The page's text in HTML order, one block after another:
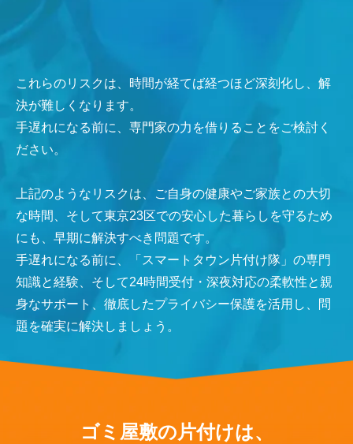
これらのリスクは、時間が経てば経つほど深刻化し、解
決が難しくなります。
手遅れになる前に、専門家の力を借りることをご検討く
ださい。
上記のようなリスクは、ご自身の健康やご家族との大切
な時間、そして東京23区での安心した暮らしを守るため
にも、早期に解決すべき問題です。
手遅れになる前に、「スマートタウン片付け隊」の専門
知識と経験、そして24時間受付・深夜対応の柔軟性と親
身なサポート、徹底したプライバシー保護を活用し、問
題を確実に解決しましょう。
ゴミ屋敷の片付けは、